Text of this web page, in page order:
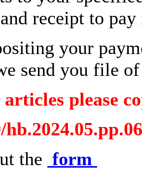
receipt to
your
send you file
please
the form